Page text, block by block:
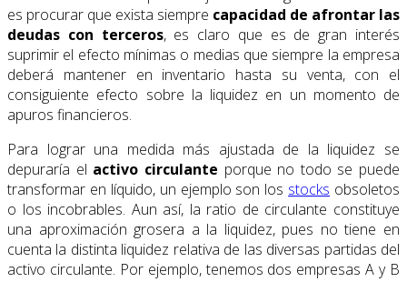
es procurar que exista siempre capacidad de afrontar las
deudas con terceros, es claro que es de gran interés
suprimir el efecto mínimas o medias que siempre la empresa
deberá mantener en inventario hasta su venta, con el
consiguiente efecto sobre la liquidez en un momento de
apuros financieros.
Para lograr una medida más ajustada de la liquidez se
depuraría el activo circulante porque no todo se puede
transformar en líquido, un ejemplo son los stocks obsoletos
o los incobrables. Aun así, la ratio de circulante constituye
una aproximación grosera a la liquidez, pues no tiene en
cuenta la distinta liquidez relativa de las diversas partidas del
activo circulante. Por ejemplo, tenemos dos empresas A y B